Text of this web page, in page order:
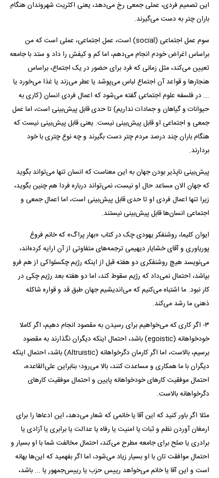
این تصمیم فردی، عملی جمعی رخ می‌دهد، یعنی اکثریت شهروندان هنگام
باران چتر به دست می‌گیرند.
سوم عمل اجتماعی (social) است، عمل اجتماعی، عملی است که من
براساس اغراض خودم انجام می‌دهم، اما کم و کیفش را داد و ستد با جامعه
تعیین می‌کند، مثل زمانی که فرد برای حضور در یک اجتماع، براساس
هنجار‌ها و قواعد آن اجتماع لباس می‌پوشد یا عطر می‌زند یا غذا می‌خورد یا
... در فلسفه علوم اجتماعی گفته می‌شود که اعمال فردی انسان (کاری به
حیوانات و گیاهان و جمادات نداریم) تا حدی قابل پیش‌بینی است، اما عمل
جمعی و اجتماعی او قابل پیش‌بینی نیست. یعنی قابل پیش‌بینی نیست که
هنگام باران چند درصد مردم چتر دست بگیرند و چه نوع چتری با خود
بردارند.
پیش‌بینی ناپذیر بودن جهان به این معناست که انسان تنها می‌تواند بگوید
که جهان الان مساعد حال او نیست، نمی‌تواند درباره فردا هم چنین بگوید،
زیرا تنها اعمال فردی او تا حدی قابل پیش‌بینی است، اما اعمال جمعی و
اجتماعی انسان‌ها قابل پیش‌بینی نیستند.
ایوان کلیما، روشنفکر یهودی چک در کتاب «بهار پراگ» که خانم فروغ
پوریاوری و آقای خشایار دیهیمی ترجمه‌های متفاوتی از آن ارایه کرده‌اند،
می‌نویسد هیچ روشنفکری دو هفته قبل از اینکه رژیم چکسلواکی از هم فرو
بپاشد، احتمال نمی‌داد که رژیم سقوط کند، اما دو هفته بعد رژیم چکی در
کار نبود. ما اشتباه می‌کنیم که می‌اندیشیم جهان طبق قد و قواره شاکله
ذهنی ما رشد می‌کند.
۳- اگر کاری که می‌خواهیم برای رسیدن به مقصود انجام دهیم، اگر کاملا
خودخواهانه (egoistic) باشد، احتمال اینکه دیگران نگذارند به مقصود
برسیم، بالاست، اما اگر کارمان دگرخواهانه (Altruistic) باشد، احتمال اینکه
دیگران با ما همکاری و مساعدت کنند، بالا می‌رود؛ بنابراین علی‌القاعده،
احتمال موفقیت کار‌های خودخواهانه پایین و احتمال موفقیت کار‌های
دگرخواهانه بالاست.
مثلا اگر باور کنید که این آقا یا خانمی که شعار می‌دهد، این ادعا‌ها را برای
ارمغان آوردن نظم و ثبات یا امنیت یا رفاه یا عدالت یا برابری یا آزادی یا
برادری یا صلح برای جامعه مطرح می‌کند، احتمال مخالفت شما با او بسیار و
احتمال موافقت تان با او بسیار زیاد می‌شود، اما اگر بفهمید که این‌ها بهانه
است و این آقا یا خانم می‌خواهد رییس حزب یا رییس‌جمهور یا ... باشد،